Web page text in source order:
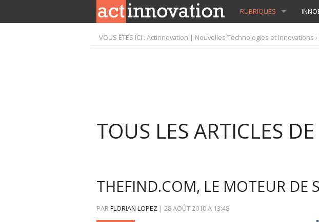
RUBRIQUES
VOUS ÊTES ICI :Actinnovation | Nouvelles Technologies et Innovations ›
TOUS LES ARTICLES
THEFIND.COM, LE MOTEUR DE
PARFLORIAN LOPEZ | 28 AOÛT 2010À 13:48